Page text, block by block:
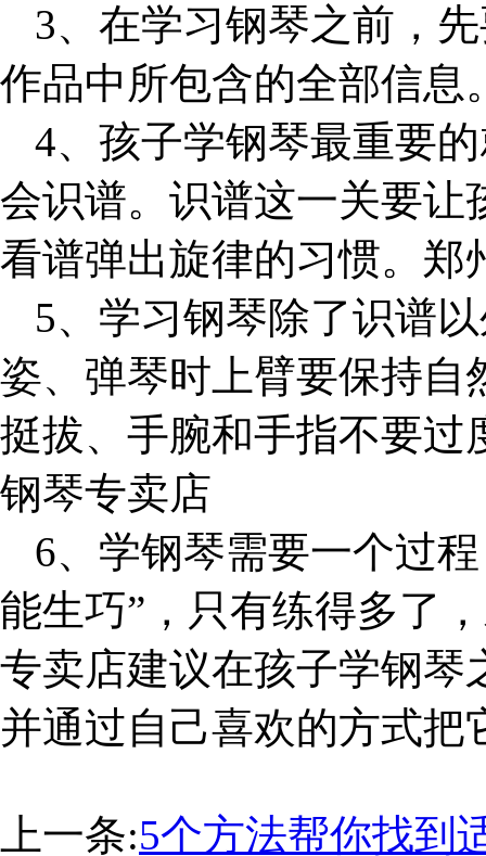
3、在学习钢琴之前，
作品中所包含的全部信息
4、孩子学钢琴最重要
会识谱。识谱这一关要让
看谱弹出旋律的习惯。郑
5、学习钢琴除了识谱
姿、弹琴时上臂要保持自
挺拔、手腕和手指不要过
钢琴专卖店
6、学钢琴需要一个过
能生巧”，只有练得多了
专卖店建议在孩子学钢琴
并通过自己喜欢的方式把
上一条:5个方法帮你找到